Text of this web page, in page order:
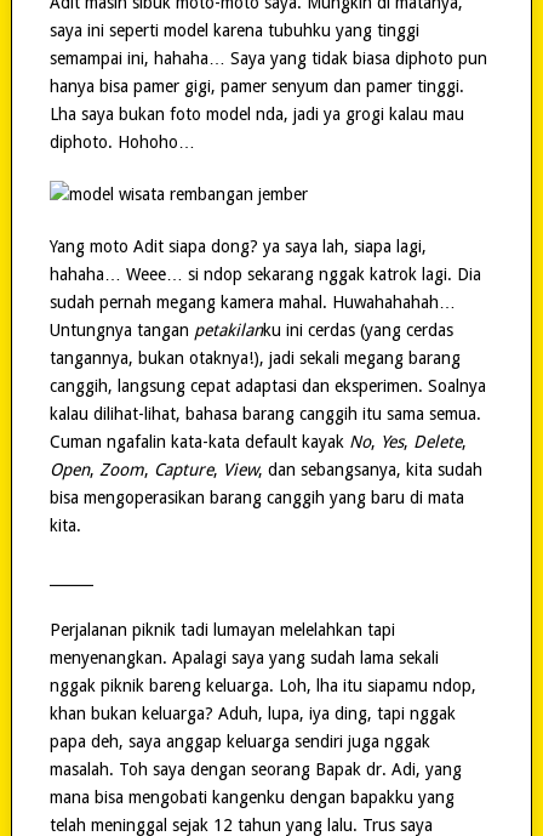
saya ini seperti model karena tubuhku yang tinggi
semampai ini, hahaha… Saya yang tidak biasa diphoto pun
hanya bisa pamer gigi, pamer senyum dan pamer tinggi.
Lha saya bukan foto model nda, jadi ya grogi kalau mau
diphoto. Hohoho…
Yang moto Adit siapa dong? ya saya lah, siapa lagi,
hahaha… Weee… si ndop sekarang nggak katrok lagi. Dia
sudah pernah megang kamera mahal. Huwahahahah…
Untungnya tangan petakilanku ini cerdas (yang cerdas
tangannya, bukan otaknya!), jadi sekali megang barang
canggih, langsung cepat adaptasi dan eksperimen. Soalnya
kalau dilihat-lihat, bahasa barang canggih itu sama semua.
Cuman ngafalin kata-kata default kayak No, Yes, Delete,
Open, Zoom, Capture, View, dan sebangsanya, kita sudah
bisa mengoperasikan barang canggih yang baru di mata
kita.
Perjalanan piknik tadi lumayan melelahkan tapi
menyenangkan. Apalagi saya yang sudah lama sekali
nggak piknik bareng keluarga. Loh, lha itu siapamu ndop,
khan bukan keluarga? Aduh, lupa, iya ding, tapi nggak
papa deh, saya anggap keluarga sendiri juga nggak
masalah. Toh saya dengan seorang Bapak dr. Adi, yang
mana bisa mengobati kangenku dengan bapakku yang
telah meninggal sejak 12 tahun yang lalu. Trus saya